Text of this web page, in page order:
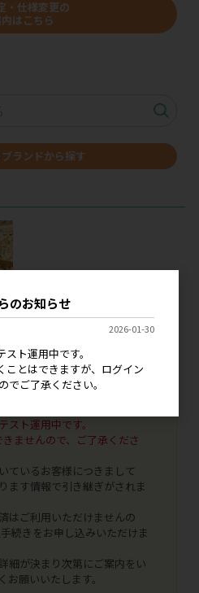
・仕様変更の
はこちら
ランドから探す
ト運用中です。
ませんので、ご了承くださ
ているお客様につきまして
ます情報で引き継ぎがされま
はご利用いただけませんの
続きをお申し込みいただけま
細が決まり次第にご案内をい
願いいたします。
のお知らせ
2026-01-30
ト運用中です。
ことはできますが、ログイン
でご了承ください。